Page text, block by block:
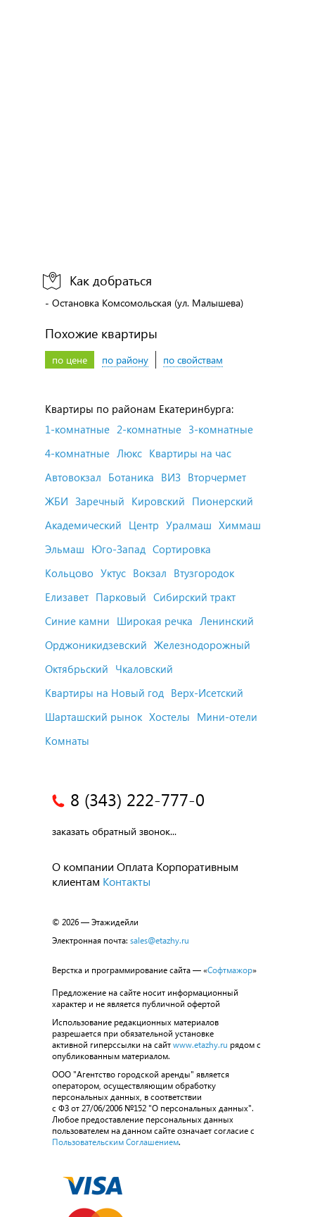
Как добраться
- Остановка Комсомольская (ул. Малышева)
Похожие квартиры
по цене по району по свойствам
Квартиры по районам Екатеринбурга:
1-комнатные 2-комнатные 3-комнатные
4-комнатные Люкс Квартиры на час
Автовокзал Ботаника ВИЗ Вторчермет
ЖБИ Заречный Кировский Пионерский
Академический Центр Уралмаш Химмаш
Эльмаш Юго-Запад Сортировка
Кольцово Уктус Вокзал Втузгородок
Елизавет Парковый Сибирский тракт
Синие камни Широкая речка Ленинский
Орджоникидзевский Железнодорожный
Октябрьский Чкаловский
Квартиры на Новый год Верх-Исетский
Шарташский рынок Хостелы Мини-отели
Комнаты
8 (343) 222-777-0
заказать обратный звонок...
О компании Оплата Корпоративным
клиентам Контакты
© 2026 — Этажидейли
Электронная почта: sales@etazhy.ru
Верстка и программирование сайта — «Софтмажор»
Предложение на сайте носит информационный
характер и не является публичной офертой
Использование редакционных материалов
разрешается при обязательной установке
активной гиперссылки на сайт www.etazhy.ru рядом с
опубликованным материалом.
ООО "Агентство городской аренды" является
оператором, осуществляющим обработку
персональных данных, в соответствии
с ФЗ от 27/06/2006 №152 "О персональных данных".
Любое предоставление персональных данных
пользователем на данном сайте означает согласие с
Пользовательским Соглашением.